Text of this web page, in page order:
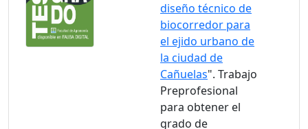
diseño técnico de
biocorredor para
el ejido urbano de
la ciudad de
Cañuelas". Trabajo
Preprofesional
para obtener el
grado de